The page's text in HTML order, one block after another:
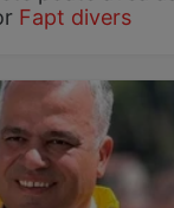
Fapt divers